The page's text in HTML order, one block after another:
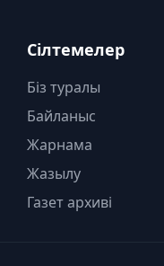
Сілтемелер
Біз туралы
Байланыс
Жарнама
Жазылу
Газет архиві